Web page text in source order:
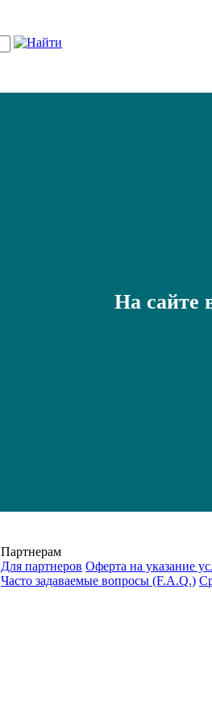
На сайте
Партнерам
Для партнеров Оферта на указание
Часто задаваемые вопросы (F.A.Q.)